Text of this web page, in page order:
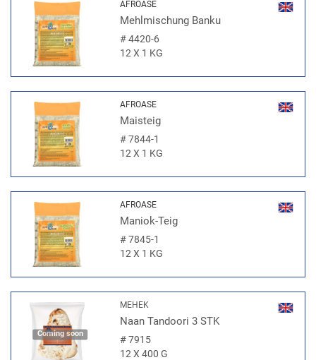
AFROASE
Mehlmischung Banku
#4420-6
12 X 1 KG
AFROASE
Maisteig
#7844-1
12 X 1 KG
AFROASE
Maniok-Teig
#7845-1
12 X 1 KG
Coming soon
MEHEK
Naan Tandoori 3 STK
#7915
12 X 400 G